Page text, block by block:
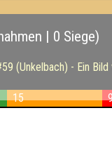
| 0 Siege)
(Unkelbach) - Ein Bild
15